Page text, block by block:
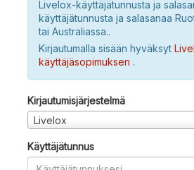
Livelox-käyttäjätunnusta ja
käyttäjätunnusta ja salasanaa
tai Australiassa..
Kirjautumalla sisään hyväksyt
käyttäjäsopimuksen .
Kirjautumisjärjestelmä
Livelox
Käyttäjätunnus